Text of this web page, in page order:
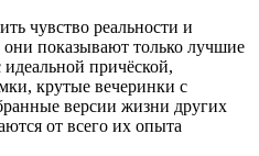
чувство реальности и
показывают только лучшие
причёской,
крутые вечеринки с
версии жизни других
от всего их опыта